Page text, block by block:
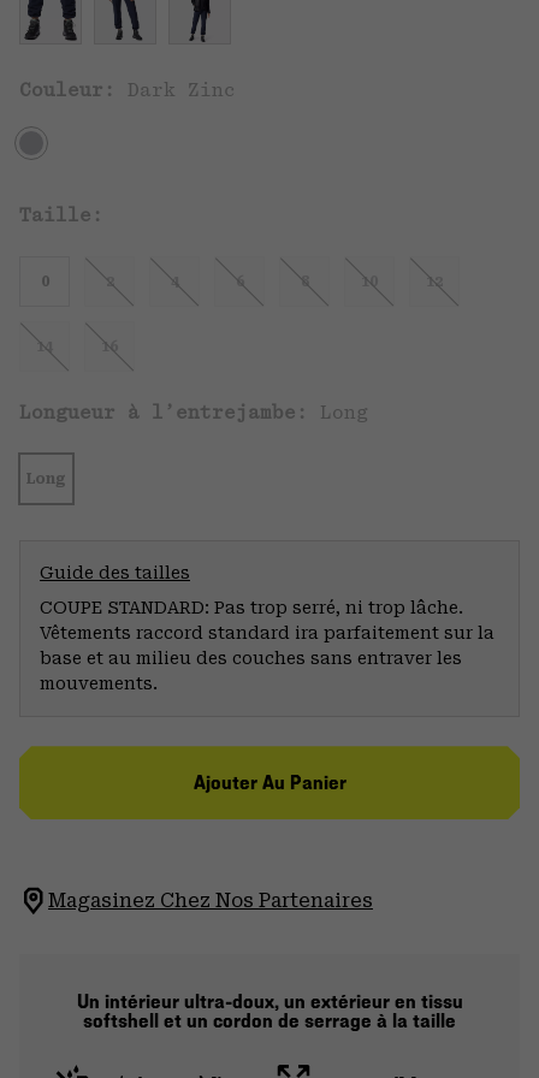
Couleur: Dark Zinc
Taille:
0 2 4 6 8 10 12
14 16
Longueur à l’entrejambe: Long
Long
Guide des tailles
COUPE STANDARD: Pas trop serré, ni trop lâche.
Vêtements raccord standard ira parfaitement sur la
base et au milieu des couches sans entraver les
mouvements.
Ajouter Au Panier
Magasinez Chez Nos Partenaires
Un intérieur ultra-doux, un extérieur en tissu
softshell et un cordon de serrage à la taille